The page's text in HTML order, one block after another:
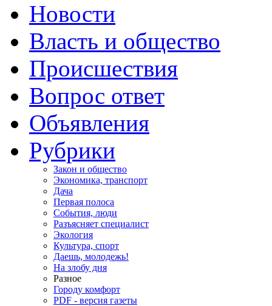
Новости
Власть и общество
Происшествия
Вопрос ответ
Объявления
Рубрики
Закон и общество
Экономика, транспорт
Дача
Первая полоса
События, люди
Разъясняет специалист
Экология
Культура, спорт
Даешь, молодежь!
На злобу дня
Разное
Городу комфорт
PDF - версия газеты